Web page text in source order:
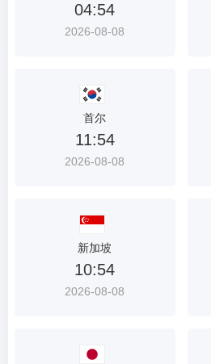
04:54
2026-08-08
首尔
11:54
2026-08-08
新加坡
10:54
2026-08-08